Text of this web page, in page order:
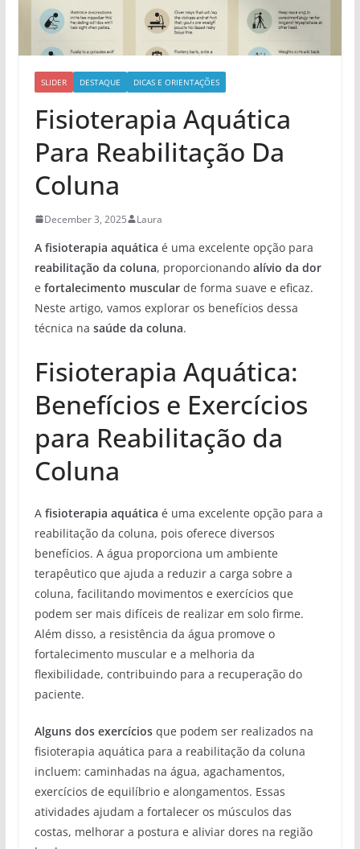
SLIDER DESTAQUE DICAS E ORIENTAÇÕES
Fisioterapia Aquática
Para Reabilitação Da
Coluna
December 3, 2025 Laura
A fisioterapia aquática é uma excelente opção para
reabilitação da coluna, proporcionando alívio da dor
e fortalecimento muscularde forma suave e eficaz.
Neste artigo, vamos explorar os benefícios dessa
técnica na saúde da coluna.
Fisioterapia Aquática:
Benefícios e Exercícios
para Reabilitação da
Coluna
A fisioterapia aquática é uma excelente opção para a
reabilitação da coluna, pois oferece diversos
benefícios. A água proporciona um ambiente
terapêutico que ajuda a reduzir a carga sobre a
coluna, facilitando movimentos e exercícios que
podem ser mais difíceis de realizar em solo firme.
Além disso, a resistência da água promove o
fortalecimento muscular e a melhoria da
flexibilidade, contribuindo para a recuperação do
paciente.
Alguns dos exercíciosque podem ser realizados na
fisioterapia aquática para a reabilitação da coluna
incluem: caminhadas na água, agachamentos,
exercícios de equilíbrio e alongamentos. Essas
atividades ajudam a fortalecer os músculos das
costas, melhorar a postura e aliviar dores na região